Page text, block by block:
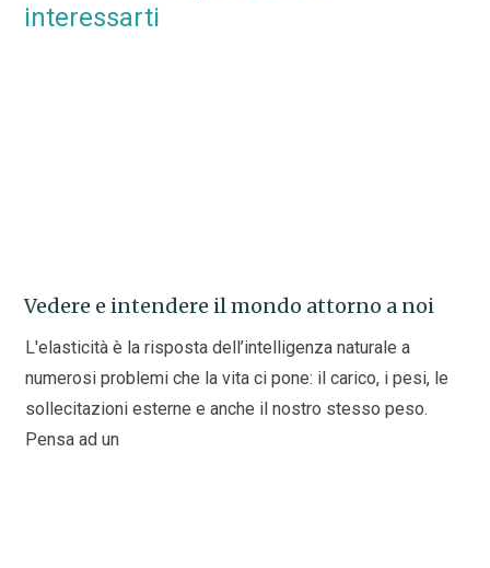
interessarti
Vedere e intendere il mondo attorno a noi
L'elasticità è la risposta dell’intelligenza naturale a
numerosi problemi che la vita ci pone: il carico, i pesi, le
sollecitazioni esterne e anche il nostro stesso peso.
Pensa ad un